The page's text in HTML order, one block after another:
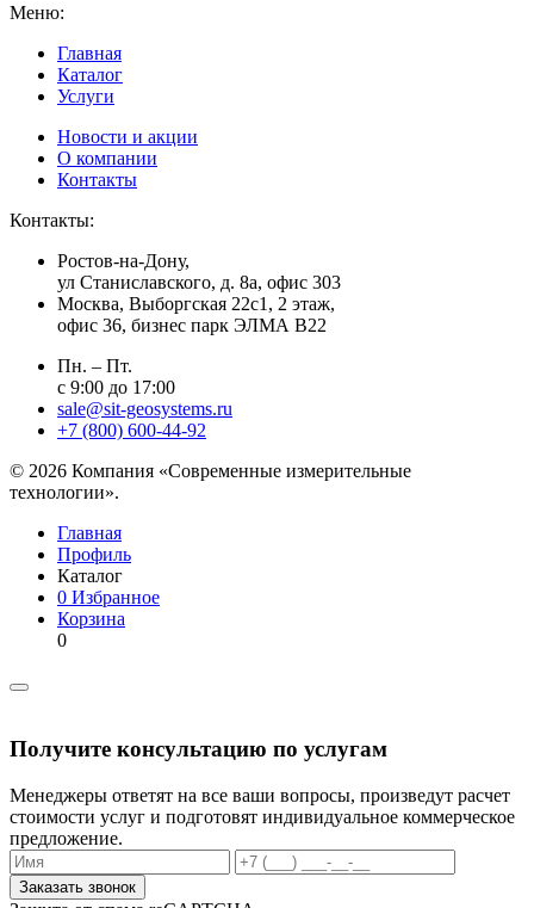
Меню:
Главная
Каталог
Услуги
Новости и акции
О компании
Контакты
Контакты:
Ростов-на-Дону,
ул Станиславского, д. 8а, офис 303
Москва, Выборгская 22с1, 2 этаж,
офис 36, бизнес парк ЭЛМА В22
Пн. – Пт.
с 9:00 до 17:00
sale@sit-geosystems.ru
+7 (800) 600-44-92
© 2026 Компания «Современные измерительные
технологии».
Главная
Профиль
Каталог
0 Избранное
Корзина
0
Получите консультацию по услугам
Менеджеры ответят на все ваши вопросы, произведут расчет
стоимости услуг и подготовят индивидуальное коммерческое
предложение.
Заказать звонок